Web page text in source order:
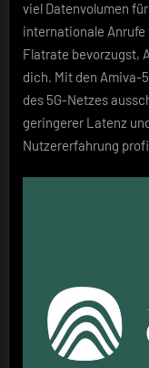
viel Datenvolumen
internationale
Flatrate bevorzugst,
dich. Mit den Amiva-
des 5G-Netzes
geringerer Latenz
Nutzererfahrung